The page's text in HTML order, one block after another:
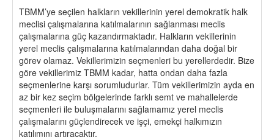
TBMM’ye seçilen halkların vekillerinin yerel demokratik halk
meclisi çalışmalarına katılmalarının sağlanması meclis
çalışmalarına güç kazandırmaktadır. Halkların vekillerinin
yerel meclis çalışmalarına katılmalarından daha doğal bir
görev olamaz. Vekillerimizin seçmenleri bu yerellerdedir. Bize
göre vekillerimiz TBMM kadar, hatta ondan daha fazla
seçmenlerine karşı sorumludurlar. Tüm vekillerimizin ayda en
az bir kez seçim bölgelerinde farklı semt ve mahallelerde
seçmenleri ile buluşmalarını sağlamamız yerel meclis
çalışmalarını güçlendirecek ve işçi, emekçi halkımızın
katılımını artıracaktır.